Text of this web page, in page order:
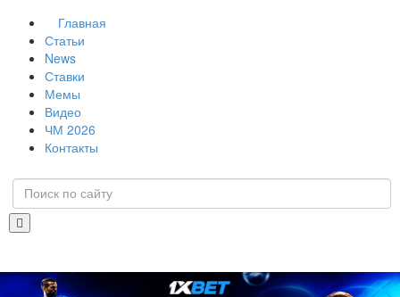
Главная
Статьи
News
Ставки
Мемы
Видео
ЧМ 2026
Контакты